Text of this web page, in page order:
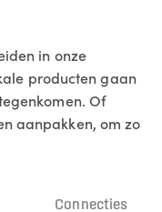
in onze
producten gaan
Of
aanpakken, om zo
Connecties